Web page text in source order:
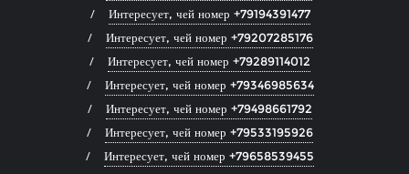
Интересует, чей номер +79194391477
Интересует, чей номер +79207285176
Интересует, чей номер +79289114012
Интересует, чей номер +79346985634
Интересует, чей номер +79498661792
Интересует, чей номер +79533195926
Интересует, чей номер +79658539455